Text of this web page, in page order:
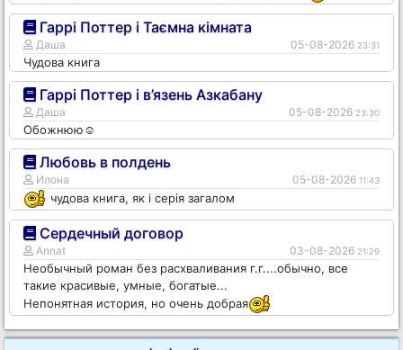
Гаррі Поттер і Таємна кімната
Даша 05-08-2026 23:31
Чудова книга
Гаррі Поттер і в’язень Азкабану
Даша 05-08-2026 23:30
Обожнюю☺️
Любовь в полдень
Илона 05-08-2026 11:43
чудова книга, як і серія загалом
Сердечный договор
Annat 03-08-2026 21:29
Необычный роман без расхваливания г.г....обычно, все
такие красивые, умные, богатые...
Непонятная история, но очень добрая